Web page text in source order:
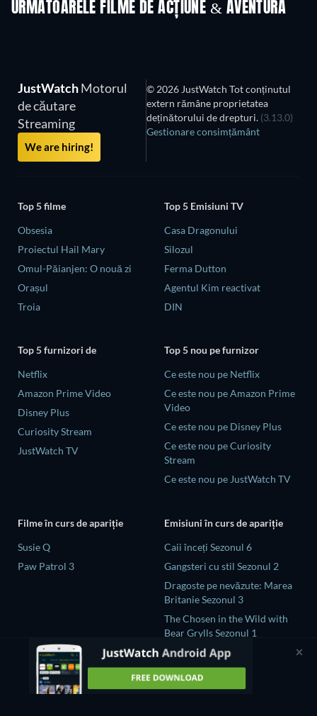
URMĂTOARELE FILME DE ACȚIUNE & AVENTURĂ
JustWatchMotorul
de căutare
Streaming
We are hiring!
© 2026 JustWatch Tot conținutul
extern rămâne proprietatea
deținătorului de drepturi. (3.13.0)
Gestionare consimțământ
Top 5 filme
Obsesia
Proiectul Hail Mary
Omul-Păianjen: O nouă zi
Orașul
Troia
Top 5 Emisiuni TV
Casa Dragonului
Silozul
Ferma Dutton
Agentul Kim reactivat
DIN
Top 5 furnizori de
Netflix
Amazon Prime Video
Disney Plus
Curiosity Stream
JustWatch TV
Top 5 nou pe furnizor
Ce este nou pe Netflix
Ce este nou pe Amazon Prime
Video
Ce este nou pe Disney Plus
Ce este nou pe Curiosity
Stream
Ce este nou pe JustWatch TV
Filme în curs de apariție
Susie Q
Paw Patrol 3
Emisiuni în curs de apariție
Caii înceți Sezonul 6
Gangsteri cu stil Sezonul 2
Dragoste pe nevăzute: Marea
Britanie Sezonul 3
The Chosen in the Wild with
Bear Grylls Sezonul 1
Naked and Afraid: Global
Showdown Sezonul 1